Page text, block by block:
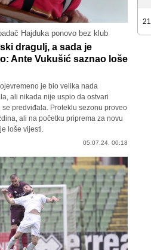
Hajduka ponovo bez klub
dragulj, a sada je
Ante Vukušić saznao loše
je bio velika nada
ali nikada nije uspio da ostvari
se predviđala. Proteklu sezonu proveo
ali na početku priprema za novu
loše vijesti.
05.07.24. 00:18